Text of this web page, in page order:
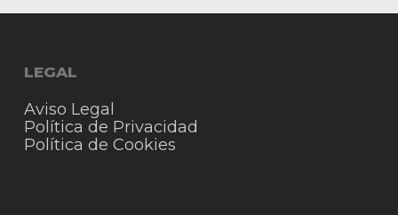
LEGAL
Aviso Legal
Política de Privacidad
Política de Cookies